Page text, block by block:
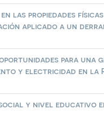
en las propiedades
aplicado a un
para una
y electricidad en la
y nivel educativo